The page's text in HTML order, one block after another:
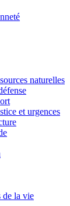
naturelles
et urgences
de la vie